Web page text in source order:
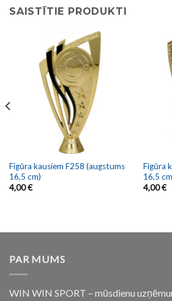
SAISTĪTIE PRODUKTI
Figūra kausiem F258 (augstums
16,5 cm)
4,00€
Figūra
16,5
4,00€
PAR MUMS
WIN WIN SPORT – mūsdienu